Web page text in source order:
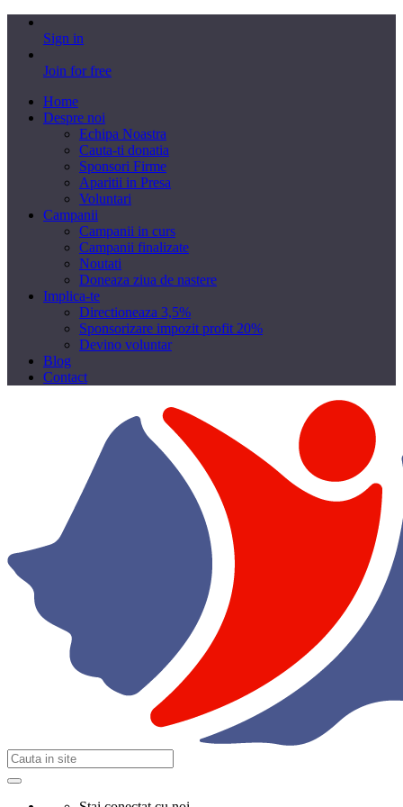
Sign in
Join for free
Home
Despre noi
Echipa Noastra
Cauta-ti donatia
Sponsori Firme
Aparitii in Presa
Voluntari
Campanii
Campanii in curs
Campanii finalizate
Noutati
Doneaza ziua de nastere
Implica-te
Directioneaza 3,5%
Sponsorizare impozit profit 20%
Devino voluntar
Blog
Contact